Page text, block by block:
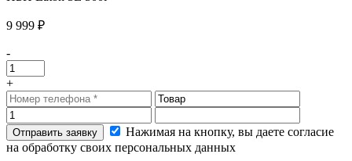
9 999 ₽
-
+
Нажимая на кнопку, вы даете согласие
на обработку своих персональных данных